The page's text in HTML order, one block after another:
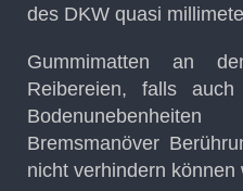
des DKW quasi
Gummimatten an
Reibereien, falls
Bremsmanöver
nicht verhindern können